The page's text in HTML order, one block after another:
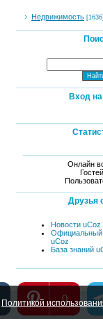
Недвижимость [1636]
Вход
Онлайн
Друзья
Новости uCoz
Официальный
uCoz
База знаний
0
Политикой